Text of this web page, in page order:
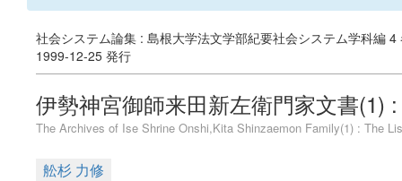
社会システム論集 : 島根大学法文学部紀要社会システム学科編 4
1999-12-25 発行
伊勢神宮御師来田新左衛門家文書(1)
The Archives of Ise Shrine Onshi,Kita Shinzaemon Family(1) : The
舩杉 力修